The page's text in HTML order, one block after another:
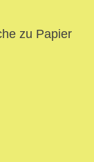
zu Papier